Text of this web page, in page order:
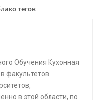
тегов
Обучения Кухонная
факультетов
в этой области, по